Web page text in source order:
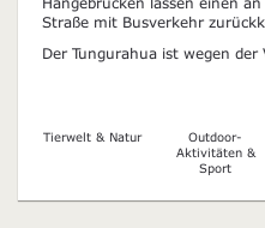
Straße mit Busverkehr
Der Tungurahua ist wegen
Tierwelt & Natur
Outdoor-
Aktivitäten &
Sport